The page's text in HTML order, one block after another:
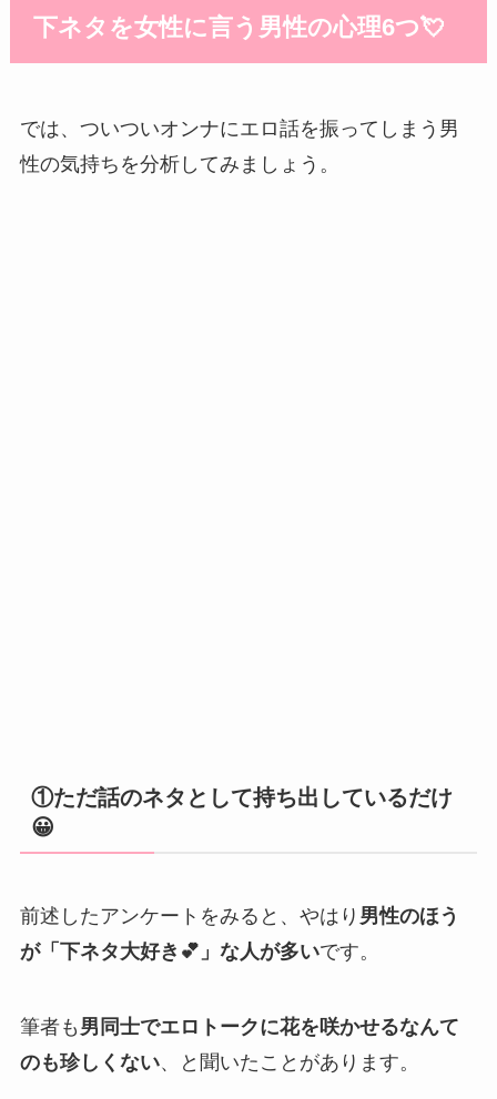
下ネタを女性に言う男性の心理6つ💘
では、ついついオンナにエロ話を振ってしまう男
性の気持ちを分析してみましょう。
①ただ話のネタとして持ち出しているだけ
😀
前述したアンケートをみると、やはり 男性のほう
が「下ネタ大好き💕」な人が多いです。
筆者も 男同士でエロトークに花を咲かせるなんて
のも珍しくない、と聞いたことがあります。